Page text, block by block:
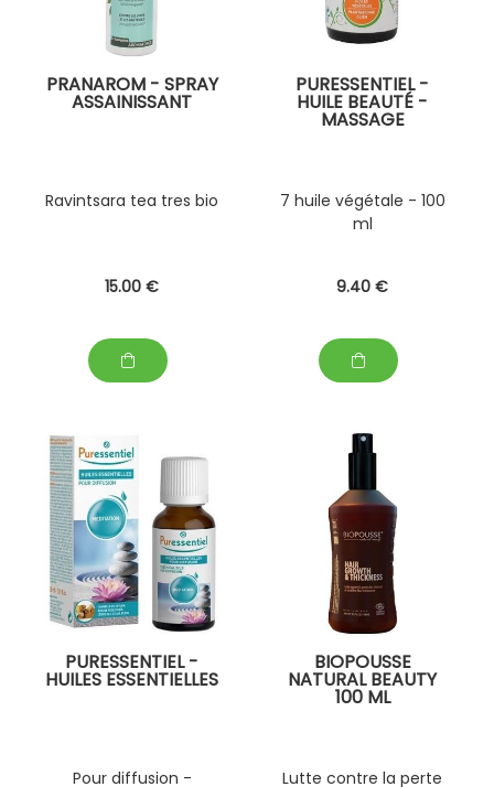
PRANAROM - SPRAY
ASSAINISSANT
Ravintsara tea tres bio
15.00 €
PURESSENTIEL -
HUILE BEAUTÉ -
MASSAGE
7 huile végétale - 100
ml
9.40 €
PURESSENTIEL -
HUILES ESSENTIELLES
Pour diffusion -
BIOPOUSSE
NATURAL BEAUTY
100 ML
Lutte contre la perte